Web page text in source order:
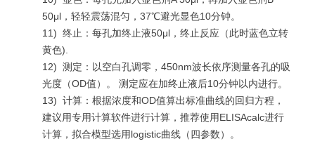
50μl，轻轻震荡混匀，37℃避光显色10分钟。
11) 终止：每孔加终止液50μl，终止反应（此时蓝色立转
黄色).
12) 测定：以空白孔调零，450nm波长依序测量各孔的吸
光度（OD值）。 测定应在加终止液后10分钟以内进行。
13) 计算：根据浓度和OD值算出标准曲线的回归方程，
建议用专用计算软件进行计算，推荐使用ELISAcalc进行
计算，拟合模型选用logistic曲线（四参数）。